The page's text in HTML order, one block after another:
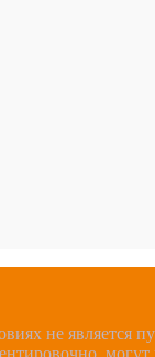
не является